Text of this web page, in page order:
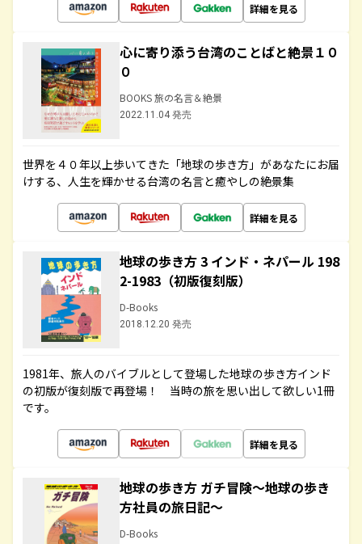
詳細を見る
心に寄り添う台湾のことばと絶景１０
０
BOOKS 旅の名言＆絶景
2022.11.04 発売
世界を４０年以上歩いてきた「地球の歩き方」があなたにお届
けする、人生を輝かせる台湾の名言と癒やしの絶景集
詳細を見る
地球の歩き方 3 インド・ネパール 198
2-1983（初版復刻版）
D-Books
2018.12.20 発売
1981年、旅人のバイブルとして登場した地球の歩き方インド
の初版が復刻版で再登場！ 当時の旅を思い出して欲しい1冊
です。
詳細を見る
地球の歩き方 ガチ冒険～地球の歩き
方社員の旅日記～
D-Books